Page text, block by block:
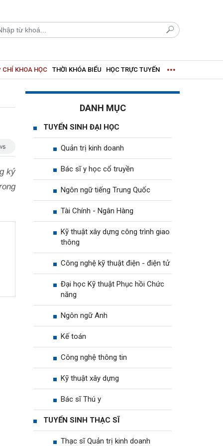
CHÍ KHOA HỌC THỜI KHÓA BIỂU HỌC TRỰC TUYẾN
ký
DANH MỤC
TUYỂN SINH ĐẠI HỌC
Quản trị kinh doanh
Bác sĩ y học cổ truyền
Ngôn ngữ tiếng Trung Quốc
Tài Chính - Ngân Hàng
Kỹ thuật xây dựng công trình giao
thông
Công nghệ kỹ thuật điện - điện tử
Đại học Kỹ thuật Phục hồi Chức
năng
Ngôn ngữ Anh
Kế toán
Công nghệ thông tin
Kỹ thuật xây dựng
Bác sĩ Thú y
TUYỂN SINH THẠC SĨ
Thạc sĩ Quản trị kinh doanh